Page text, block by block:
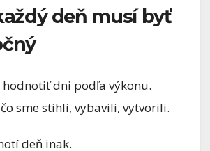
deň musí byť
hodnotiť dni podľa výkonu.
sme stihli, vybavili, vytvorili.
deň inak.